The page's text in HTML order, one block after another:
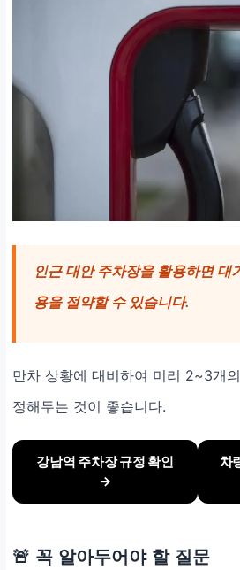
인근 대안 주차장을 활용하면 대
용을 절약할 수 있습니다.
만차 상황에 대비하여 미리 2~3개
정해두는 것이 좋습니다.
강남역 주차장 규정 확인
→
차
🚨 꼭 알아두어야 할 질문